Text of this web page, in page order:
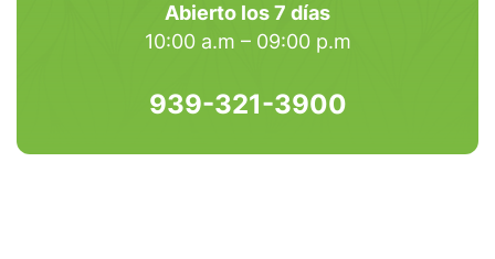
Abierto los 7 días
10:00 a.m – 09:00 p.m
939-321-3900